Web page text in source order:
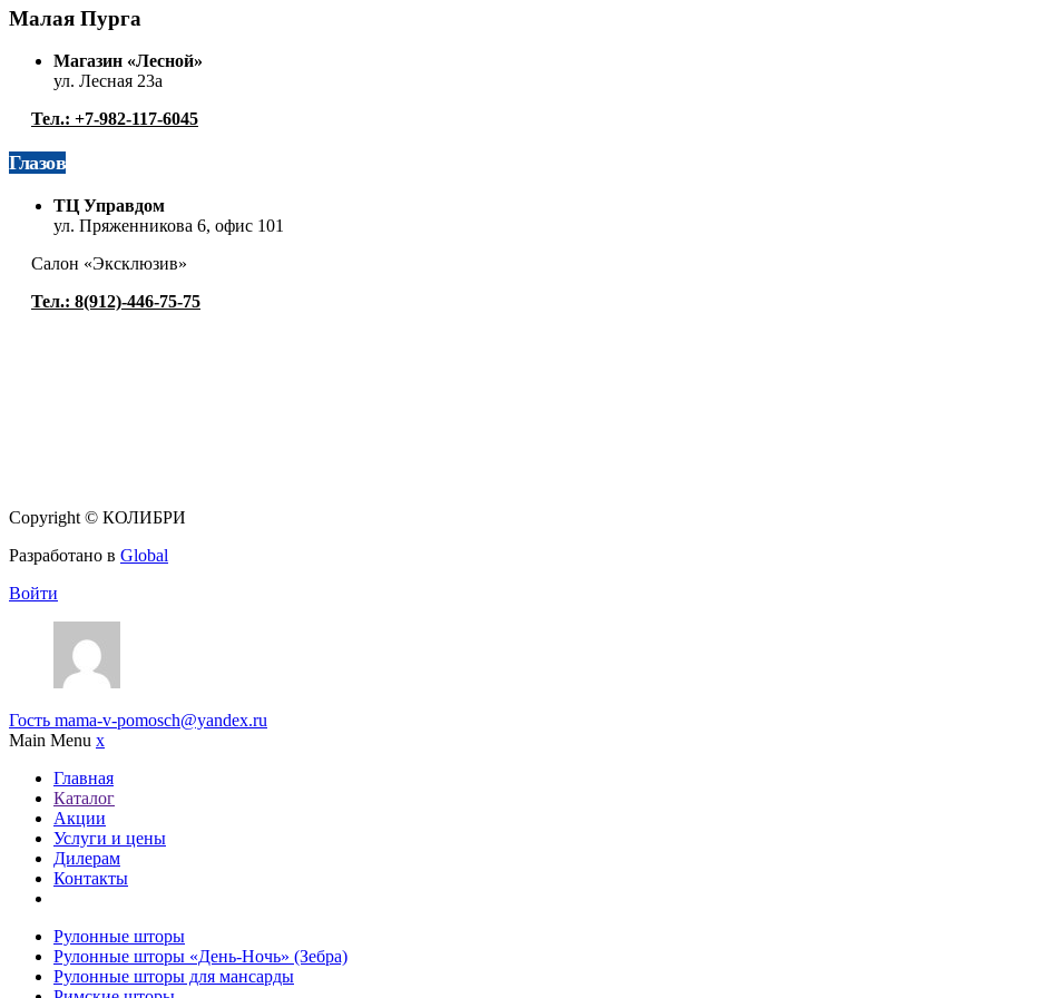
Малая Пурга
Магазин «Лесной»
ул. Лесная 23а
Тел.: +7-982-117-6045
Глазов
ТЦ Управдом
ул. Пряженникова 6, офис 101
Салон «Эксклюзив»
Тел.: 8(912)-446-75-75
Copyright © КОЛИБРИ
Разработано в Global
Войти
Гость mama-v-pomosch@yandex.ru
Main Menu x
Главная
Каталог
Акции
Услуги и цены
Дилерам
Контакты
Рулонные шторы
Рулонные шторы «День-Ночь» (Зебра)
Рулонные шторы для мансарды